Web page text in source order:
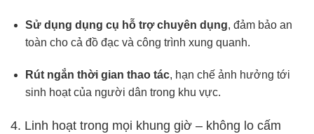
Sử dụng dụng cụ hỗ trợ chuyên dụng, đảm bảo an
toàn cho cả đồ đạc và công trình xung quanh.
Rút ngắn thời gian thao tác, hạn chế ảnh hưởng tới
sinh hoạt của người dân trong khu vực.
4. Linh hoạt trong mọi khung giờ – không lo cấm